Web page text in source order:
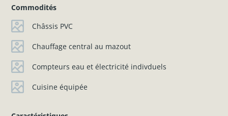
Commodités
Châssis PVC
Chauffage central au mazout
Compteurs eau et électricité indivduels
Cuisine équipée